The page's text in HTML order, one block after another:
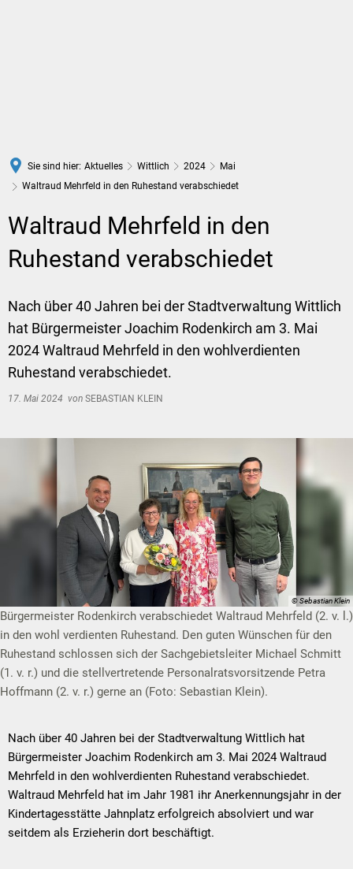
Sie sind hier: Aktuelles Wittlich 2024
Mai
Waltraud Mehrfeld in den Ruhestand verabschiedet
Waltraud Mehrfeld in den
Ruhestand verabschiedet
Nach über 40 Jahren bei der Stadtverwaltung Wittlich
hat Bürgermeister Joachim Rodenkirch am 3. Mai
2024 Waltraud Mehrfeld in den wohlverdienten
Ruhestand verabschiedet.
17. Mai 2024 von SEBASTIAN KLEIN
© Sebastian Klein
Bürgermeister Rodenkirch verabschiedet Waltraud Mehrfeld (2. v. l.)
in den wohl verdienten Ruhestand. Den guten Wünschen für den
Ruhestand schlossen sich der Sachgebietsleiter Michael Schmitt
(1. v. r.) und die stellvertretende Personalratsvorsitzende Petra
Hoffmann (2. v. r.) gerne an (Foto: Sebastian Klein).
Nach über 40 Jahren bei der Stadtverwaltung Wittlich hat
Bürgermeister Joachim Rodenkirch am 3. Mai 2024 Waltraud
Mehrfeld in den wohlverdienten Ruhestand verabschiedet.
Waltraud Mehrfeld hat im Jahr 1981 ihr Anerkennungsjahr in der
Kindertagesstätte Jahnplatz erfolgreich absolviert und war
seitdem als Erzieherin dort beschäftigt.